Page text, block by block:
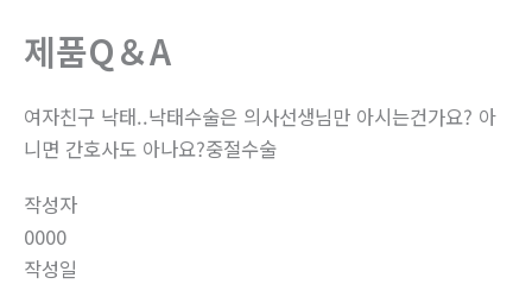
제품Q＆A
여자친구 낙태..낙태수술은 의사선생님만 아시는건가요? 아
니면 간호사도 아나요?중절수술
작성자
0000
작성일